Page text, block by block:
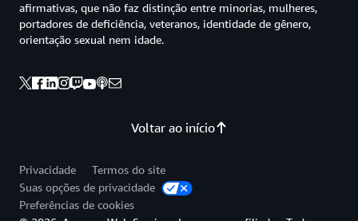
Voltar ao início
afirmativas, que não faz distinção entre minorias, mulheres,
portadores de deficiência, veteranos, identidade de gênero,
orientação sexual nem idade.
Privacidade
Termos do site
Suas opções de privacidade
Preferências de cookies